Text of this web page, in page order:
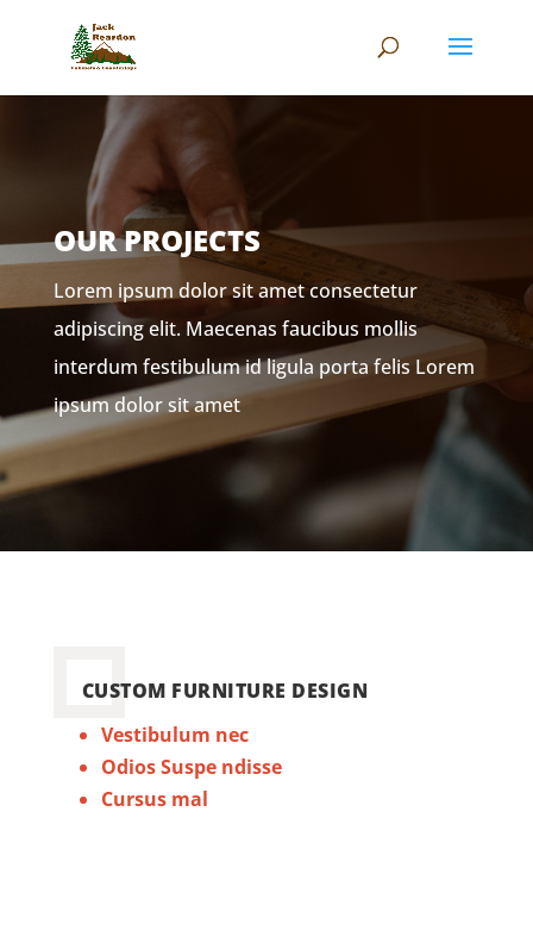
OUR PROJECTS
Lorem ipsum dolor sit amet consectetur
adipiscing elit. Maecenas faucibus mollis
interdum festibulum id ligula porta felis Lorem
ipsum dolor sit amet
CUSTOM FURNITURE DESIGN
Vestibulum nec
Odios Suspe ndisse
Cursus mal